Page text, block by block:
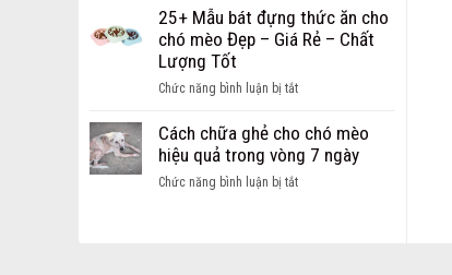
bạn
khởi
nghiệp
cho
chó
được
người
mua
nhất
Mẫu
vòng
chó
giống
chó
có
25+ Mẫu bát đựng thức ăn cho
chó mèo Đẹp – Giá Rẻ – Chất
Lượng Tốt
Chức năng bình luận bị tắtở
Mẫu
bát
thức
Cách chữa ghẻ cho chó mèo
hiệu quả trong vòng 7 ngày
Chức năng bình luận bị tắtở